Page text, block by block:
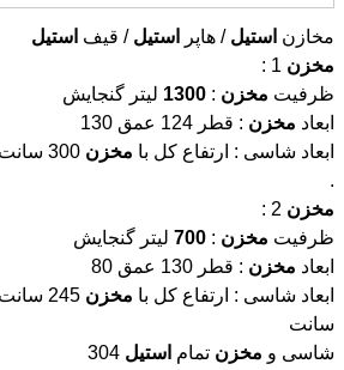
مخازن استیل / هاپر استیل / قیف استیل
مخزن
ظرفیت مخزن :
1300 لیتر گنجایش
ابعاد مخزن : قطر 124 عمق 130
ابعاد شاسی : ارتفاع کل با مخزن
.
مخزن
ظرفیت مخزن :
700 لیتر گنجایش
ابعاد مخزن : قطر 130 عمق 80
ابعاد شاسی : ارتفاع کل با مخزن
سانت
شاسی و مخزن تمام استیل